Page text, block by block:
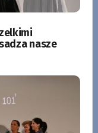
nasze